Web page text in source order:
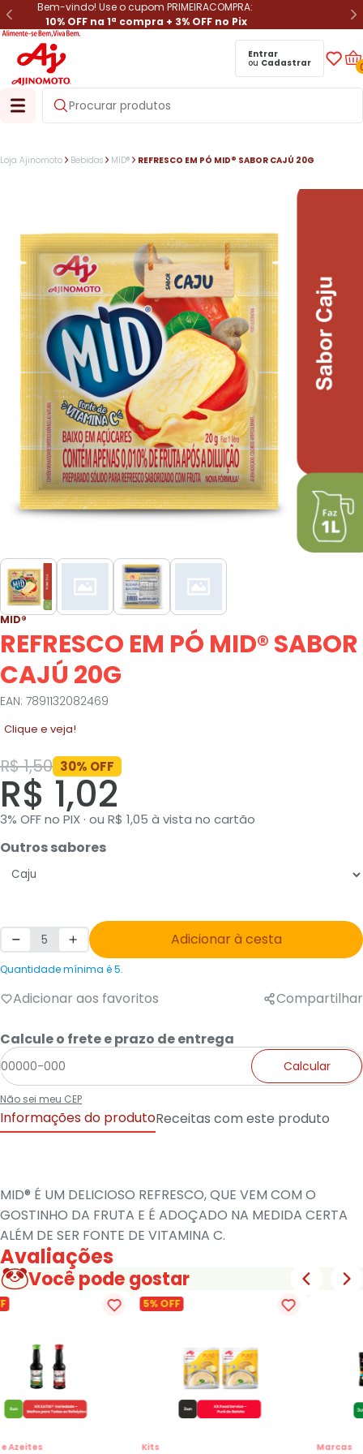
Bem-vindo! Use o cupom PRIMEIRACOMPRA:
10% OFF na 1ª compra + 3% OFF no Pix
Entrar
ou Cadastrar
Loja Ajinomoto Bebidas MID® REFRESCO EM PÓ MID® SABOR CAJÚ 20G
MID®
REFRESCO EM PÓ MID® SABOR
CAJÚ 20G
EAN: 7891132082469
Clique e veja!
R$ 1,50 30% OFF
R$ 1,02
3% OFF no PIX · ou R$ 1,05 à vista no cartão
Outros sabores
Adicionar à cesta
Quantidade mínima é 5.
Adicionar aos favoritos Compartilhar
Calcule o frete e prazo de entrega
Calcular
Não sei meu CEP
Informações do produtoReceitas com este produto
MID® É UM DELICIOSO REFRESCO, QUE VEM COM O
GOSTINHO DA FRUTA E É ADOÇADO NA MEDIDA CERTA
ALÉM DE SER FONTE DE VITAMINA C.
Avaliações
Você pode gostar
Azeites
5% OFF
Kits Marcas